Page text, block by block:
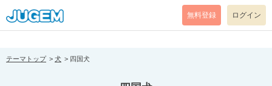
[pear_error: message="Success" code=0 mode=return level=notice
prefix="" info=""]
無料登録 ログイン
テーマトップ 犬 四国犬